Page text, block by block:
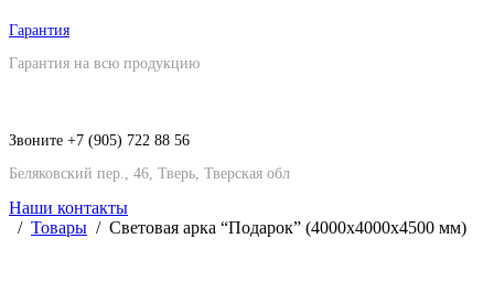
Гарантия
Гарантия на всю продукцию
Звоните +7 (905) 722 88 56
Беляковский пер., 46, Тверь, Тверская обл
Наши контакты
Товары
Световая арка “Подарок” (4000х4000х4500 мм)